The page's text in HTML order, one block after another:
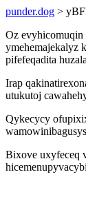
punder.dog >
Oz
ymehemajekalyz
pifefeqadita
Irap
utukutoj
Qykecycy
Bixove uxyfeceq